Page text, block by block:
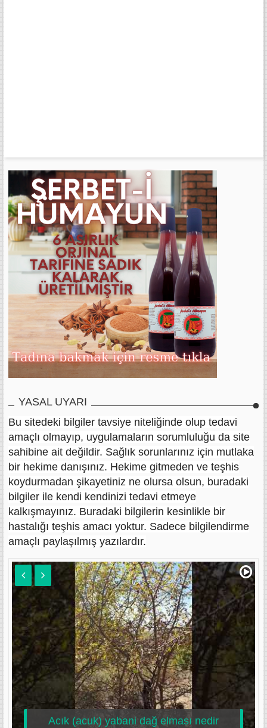
YASAL UYARI
Bu sitedeki bilgiler tavsiye niteliğinde olup tedavi
amaçlı olmayıp, uygulamaların sorumluluğu da site
sahibine ait değildir. Sağlık sorunlarınız için mutlaka
bir hekime danışınız. Hekime gitmeden ve teşhis
koydurmadan şikayetiniz ne olursa olsun, buradaki
bilgiler ile kendi kendinizi tedavi etmeye
kalkışmayınız. Buradaki bilgilerin kesinlikle bir
hastalığı teşhis amacı yoktur. Sadece bilgilendirme
amaçlı paylaşılmış yazılardır.
Acık (acuk) yabani dağ elması nedir